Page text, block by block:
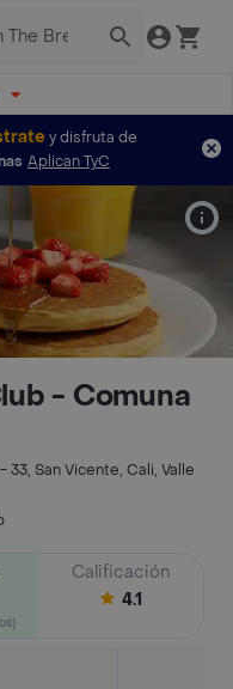
y disfruta de
Aplican TyC
- Comuna
San Vicente, Cali, Valle
Calificación
4.1